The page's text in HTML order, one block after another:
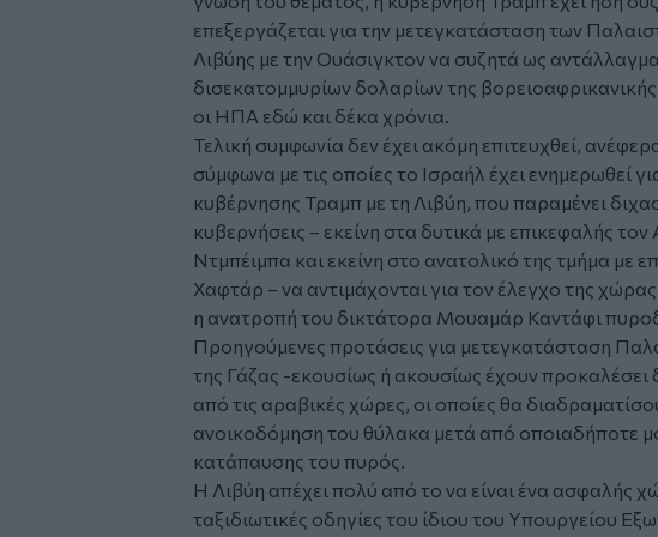
επεξεργάζεται για την μετεγκατάσταση των
Λιβύης με την Ουάσιγκτον να συζητά ως
δισεκατομμυρίων δολαρίων της
οι ΗΠΑ εδώ και δέκα χρόνια.
Τελική συμφωνία δεν έχει ακόμη επιτευχθεί,
σύμφωνα με τις οποίες το Ισραήλ έχει ενημερωθεί
κυβέρνησης Τραμπ με τη Λιβύη, που παραμένει
κυβερνήσεις – εκείνη στα δυτικά με επικεφαλής
Ντμπέιμπα και εκείνη στο ανατολικό της τμήμα με
Χαφτάρ – να αντιμάχονται για τον έλεγχο της
η ανατροπή του δικτάτορα Μουαμάρ Καντάφι
Προηγούμενες προτάσεις για μετεγκατάσταση
της Γάζας -εκουσίως ή ακουσίως έχουν προκαλέσει
από τις αραβικές χώρες, οι οποίες θα
ανοικοδόμηση του θύλακα μετά από οποιαδήποτε
κατάπαυσης του πυρός.
Η Λιβύη απέχει πολύ από το να είναι ένα ασφαλής
ταξιδιωτικές οδηγίες του ίδιου του Υπουργείου